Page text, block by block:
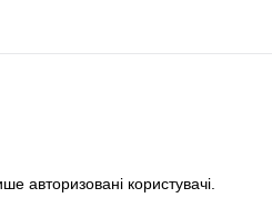
авторизовані користувачі.